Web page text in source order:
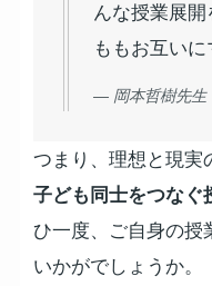
んな授業展
ももお互いに
— 岡本哲樹先生
つまり、理想と現実
子ども同士をつなぐ
ひ一度、ご自身の授
いかがでしょうか。